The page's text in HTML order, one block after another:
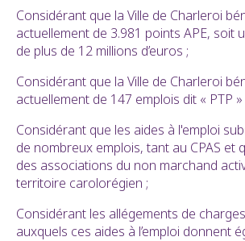
Considérant que la Ville de Charleroi
actuellement de 3.981 points APE, soit
de plus de 12 millions d’euros ;
Considérant que la Ville de Charleroi
actuellement de 147 emplois dit « PTP »
Considérant que les aides à l'emploi
de nombreux emplois, tant au CPAS et
des associations du non marchand
territoire carolorégien ;
Considérant les allégements de
auxquels ces aides à l’emploi donnent